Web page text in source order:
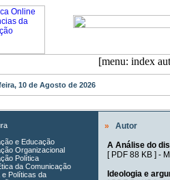
10 de Agosto de 2026
e Educação
Organizacional
Política
da Comunicação
e Políticas da
»
Autor
A Análise do
[ PDF 88 KB] -
Ideologia e